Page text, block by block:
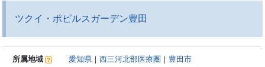
ツクイ・ポピルスガーデン豊田
所属地域 愛知県 ｜西三河北部医療圏 ｜ 豊田市